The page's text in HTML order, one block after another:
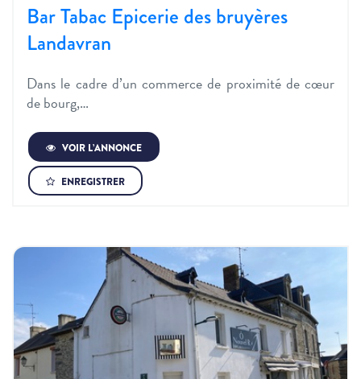
Bar Tabac Epicerie des bruyères
Landavran
Dans le cadre d’un commerce de proximité de cœur
de bourg,…
VOIR L’ANNONCE
ENREGISTRER